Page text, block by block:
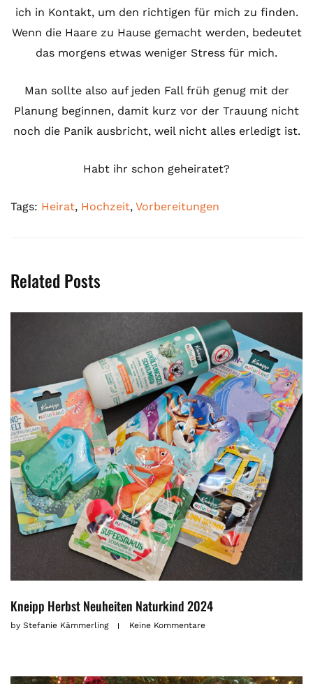
ich in Kontakt, um den richtigen für mich zu finden.
Wenn die Haare zu Hause gemacht werden, bedeutet
das morgens etwas weniger Stress für mich.
Man sollte also auf jeden Fall früh genug mit der
Planung beginnen, damit kurz vor der Trauung nicht
noch die Panik ausbricht, weil nicht alles erledigt ist.
Habt ihr schon geheiratet?
Tags: Heirat, Hochzeit, Vorbereitungen
Related Posts
Kneipp Herbst Neuheiten Naturkind 2024
by Stefanie Kämmerling Keine Kommentare